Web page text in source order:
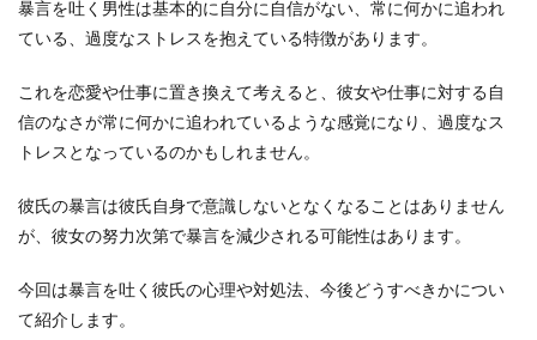
暴言を吐く男性は基本的に自分に自信がない、常に何かに追われ
ている、過度なストレスを抱えている特徴があります。
これを恋愛や仕事に置き換えて考えると、彼女や仕事に対する自
信のなさが常に何かに追われているような感覚になり、過度なス
トレスとなっているのかもしれません。
彼氏の暴言は彼氏自身で意識しないとなくなることはありません
が、彼女の努力次第で暴言を減少される可能性はあります。
今回は暴言を吐く彼氏の心理や対処法、今後どうすべきかについ
て紹介します。